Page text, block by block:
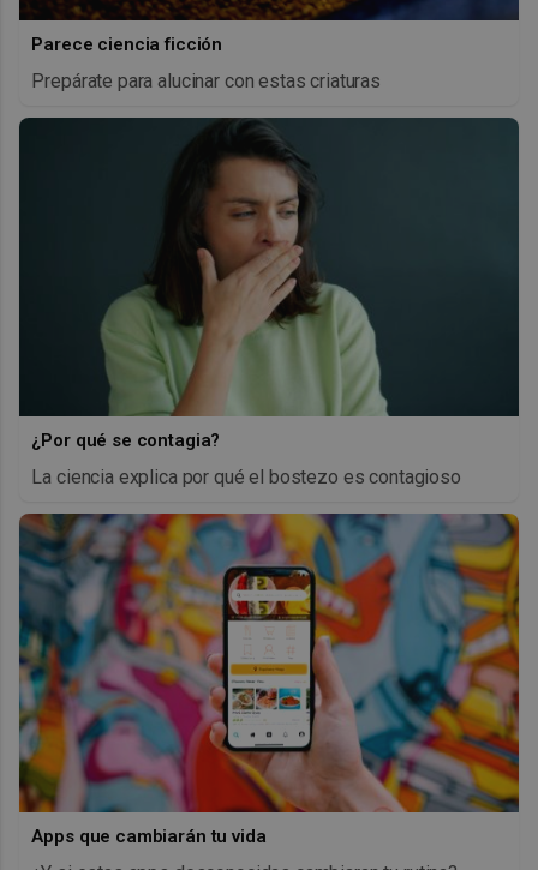
Parece ciencia ficción
Prepárate para alucinar con estas criaturas
¿Por qué se contagia?
La ciencia explica por qué el bostezo es contagioso
Apps que cambiarán tu vida